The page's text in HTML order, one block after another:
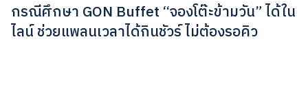
กรณีศึกษา GON Buffet “จองโต๊ะข้ามวัน” ได้ใน
ไลน์ ช่วยแพลนเวลาได้กินชัวร์ ไม่ต้องรอคิว